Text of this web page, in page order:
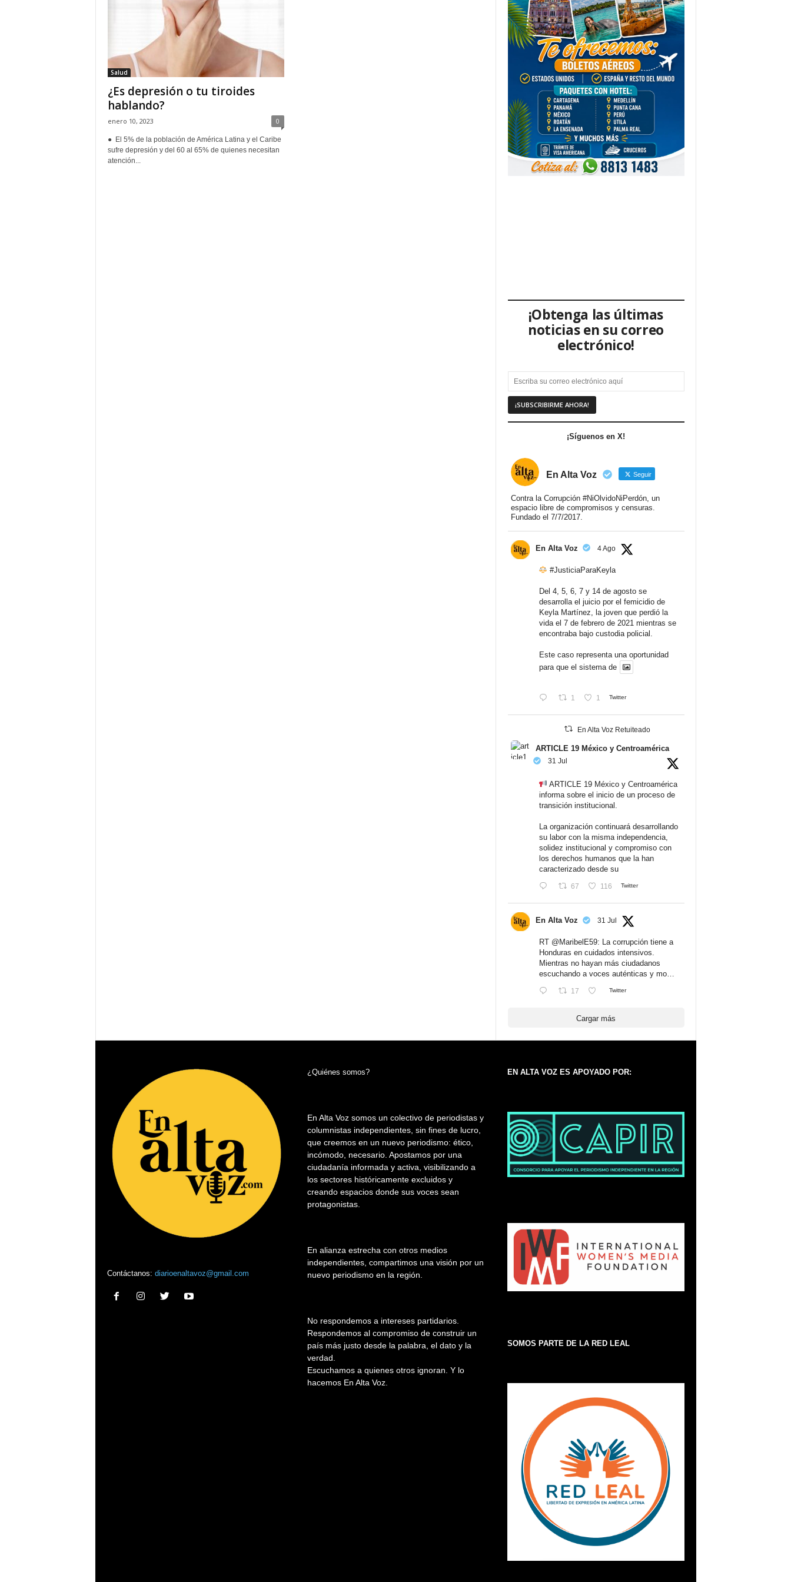
Salud
¿Es depresión o tu tiroides
hablando?
enero 10, 2023 0
● El 5% de la población de América Latina y el Caribe
sufre depresión y del 60 al 65% de quienes necesitan
atención...
¡Obtenga las últimas
noticias en su correo
electrónico!
¡Síguenos en X!
En Alta Voz Seguir
Contra la Corrupción #NiOlvidoNiPerdón, un
espacio libre de compromisos y censuras.
Fundado el 7/7/2017.
En Alta Voz 4 Ago
#JusticiaParaKeyla
Del 4, 5, 6, 7 y 14 de agosto se
desarrolla el juicio por el femicidio de
Keyla Martínez, la joven que perdió la
vida el 7 de febrero de 2021 mientras se
encontraba bajo custodia policial.
Este caso representa una oportunidad
para que el sistema de
1 1 Twitter
En Alta Voz Retuiteado
ARTICLE 19 México y Centroamérica
31 Jul
ARTICLE 19 México y Centroamérica
informa sobre el inicio de un proceso de
transición institucional.
La organización continuará desarrollando
su labor con la misma independencia,
solidez institucional y compromiso con
los derechos humanos que la han
caracterizado desde su
67 116 Twitter
En Alta Voz 31 Jul
RT @MaribelE59: La corrupción tiene a
Honduras en cuidados intensivos.
Mientras no hayan más ciudadanos
escuchando a voces auténticas y mo…
17 Twitter
Cargar más
Contáctanos: diarioenaltavoz@gmail.com
¿Quiénes somos?
En Alta Voz somos un colectivo de periodistas y
columnistas independientes, sin fines de lucro,
que creemos en un nuevo periodismo: ético,
incómodo, necesario. Apostamos por una
ciudadanía informada y activa, visibilizando a
los sectores históricamente excluidos y
creando espacios donde sus voces sean
protagonistas.
En alianza estrecha con otros medios
independientes, compartimos una visión por un
nuevo periodismo en la región.
No respondemos a intereses partidarios.
Respondemos al compromiso de construir un
país más justo desde la palabra, el dato y la
verdad.
Escuchamos a quienes otros ignoran. Y lo
hacemos En Alta Voz.
EN ALTA VOZ ES APOYADO POR:
SOMOS PARTE DE LA RED LEAL